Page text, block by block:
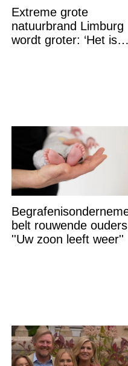
Extreme grote
natuurbrand Limburg
wordt groter: ‘Het is
belt rouwende
''Uw zoon leeft weer''